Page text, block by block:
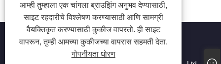
आम्ही तुम्हाला एक चांगला ब्राउझिंग अनुभव देण्यासाठी,
साइट रहदारीचे विश्लेषण करण्यासाठी आणि सामग्री
वैयक्तिकृत करण्यासाठी कुकीज वापरतो. ही साइट
वापरून, तुम्ही आमच्या कुकीजच्या वापरास सहमती देता.
गोपनीयता धोरण